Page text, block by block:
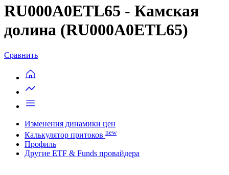
RU000A0ETL65 - Камская
долина (RU000A0ETL65)
Сравнить
Изменения динамики цен
Калькулятор притоков new
Профиль
Другие ETF & Funds провайдера